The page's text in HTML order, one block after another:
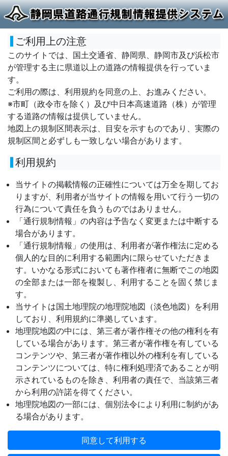
ご利用上の注意
このサイトでは、国土交通省、静岡県、静岡市及び浜松市
が管理する主に県道以上の道路の情報提供を行っていま
す。
ご利用の際は、利用規約を同意の上、お進みください。
※市町（政令市を除く）及び中日本高速道路（株）が管理
する道路の情報は提供していません。
地図上の規制区間表示は、目安を示すものであり、実際の
規制区間と必ずしも一致しない場合があります。
利用規約
当サイトの掲載情報の正確性については万全を期してお
りますが、利用者が当サイトの情報を用いて行う一切の
行為について責任を負うものではありません。
「通行規制情報」の内容は予告なく変更または中断する
場合があります。
「通行規制情報」の使用は、利用者が著作権法に定める
個人的な目的に利用する範囲内に限らせていただきま
す。いかなる形式においても著作権者に無断でこの地図
の全部または一部を複製し、利用することを固く禁じま
す。
当サイトは国土地理院の地理院地図（淡色地図）を利用
しており、利用規約に準拠しています。
地理院地図の中には、第三者が著作権その他の権利を有
している場合があります。第三者が著作権を有している
コンテンツや、第三者が著作権以外の権利を有している
コンテンツについては、特に権利処理済であることが明
示されているものを除き、利用者の責任で、当該第三者
から利用の許諾を得てください。
地理院地図の一部には、個別法令により利用に制約があ
る場合があります。
同意して利用する